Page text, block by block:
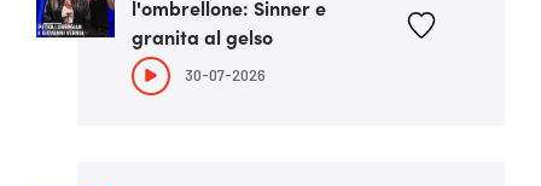
l'ombrellone: Sinner e
granita al gelso
30-07-2026